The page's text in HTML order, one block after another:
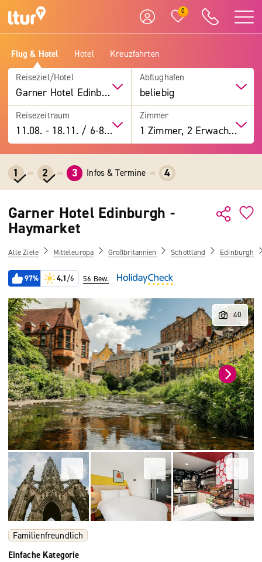
0
Flug & Hotel Hotel Kreuzfahrten
Reiseziel/Hotel
Garner Hotel Edinburgh - Haymarket
Abflughafen
beliebig
Reisezeitraum
11.08. -18.11. / 6-8 Tage
Zimmer
1 Zimmer, 2 Erwachsene
1 2 3 Infos & Termine 4
Garner Hotel Edinburgh -
Haymarket
Alle Ziele Mitteleuropa Großbritannien Schottland Edinburgh
97% 4,1/6 56 Bew.
Familienfreundlich
Einfache Kategorie